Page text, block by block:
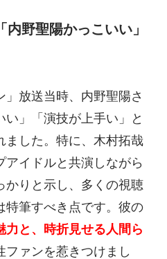
野聖陽かっこいい」
」放送当時、内野聖陽さ
い」「演技が上手い」と
ました。特に、木村拓哉
アイドルと共演しながら
かりと示し、多くの視聴
特筆すべき点です。彼の
力と、時折見せる人間ら
ファンを惹きつけまし